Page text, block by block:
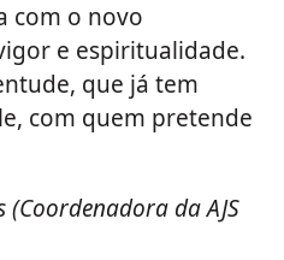
com o novo
e espiritualidade.
que já tem
com quem pretende
(Coordenadora da AJS